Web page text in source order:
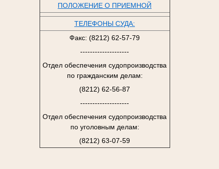
ПОЛОЖЕНИЕ О ПРИЕМНОЙ
ТЕЛЕФОНЫ СУДА:
Факс: (8212) 62-57-79
--------------------
Отдел обеспечения судопроизводства
по гражданским делам:
(8212) 62-56-87
--------------------
Отдел обеспечения судопроизводства
по уголовным делам:
(8212) 63-07-59